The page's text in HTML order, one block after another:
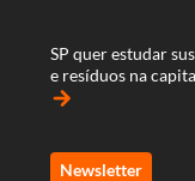
SP quer estudar
e resíduos na
arrow_forward
Newsletter